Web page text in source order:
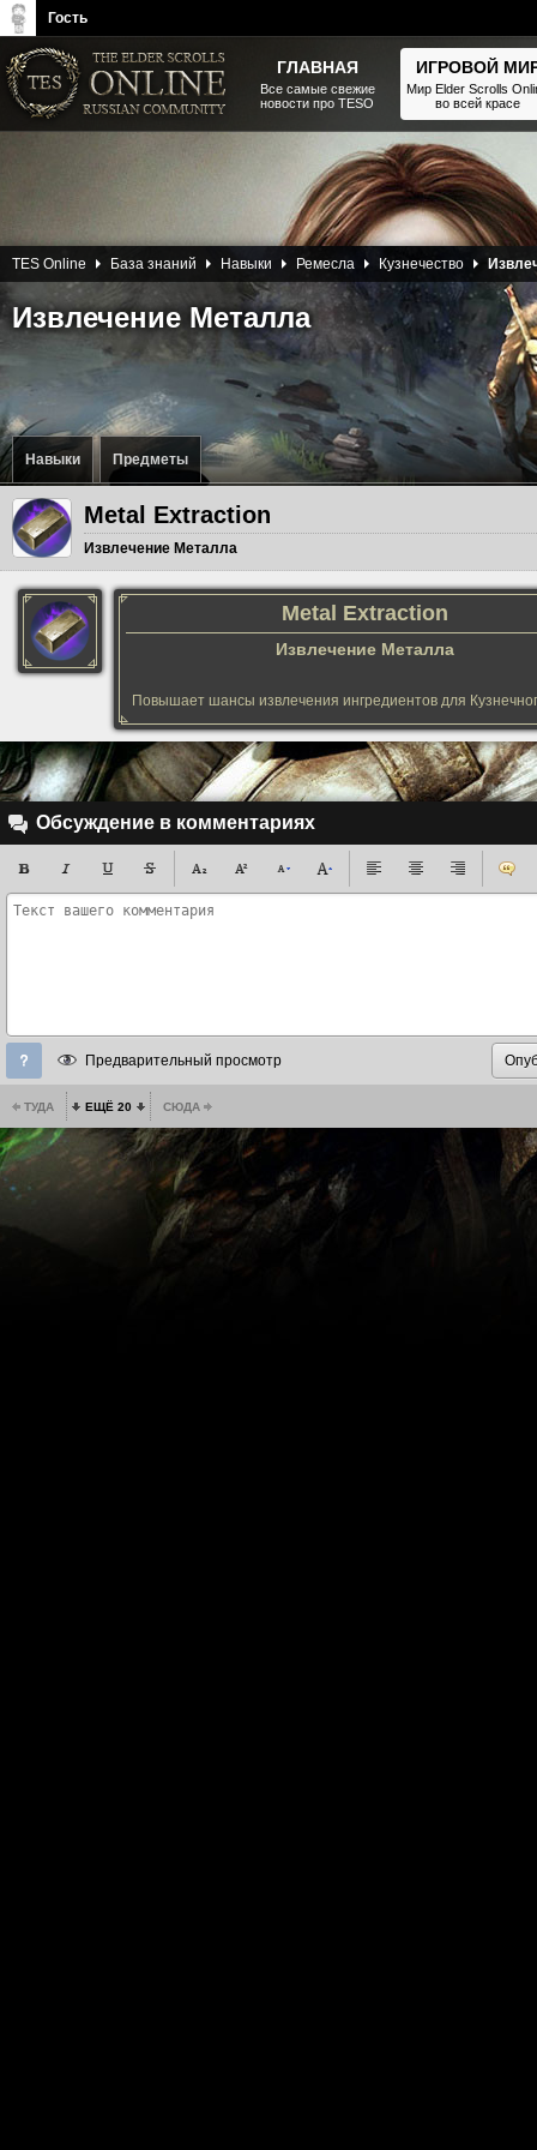
Навыки Предметы
Извлечение Металла
TES Online База знаний Навыки Ремесла Кузнечество
Metal Extraction
Извлечение Металла
Metal Extraction
Извлечение Металла
Повышает шансы извлечения ингредиентов для
Обсуждение в комментариях
Предварительный просмотр
ТУДА ЕЩЁ 20 СЮДА
ГЛАВНАЯ
Все самые свежие
новости про TESO
ИГРОВОЙ
Мир Elder Scrolls
во всей красе
Гость